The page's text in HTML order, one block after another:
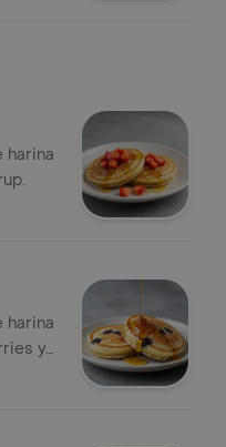
harina
harina
y